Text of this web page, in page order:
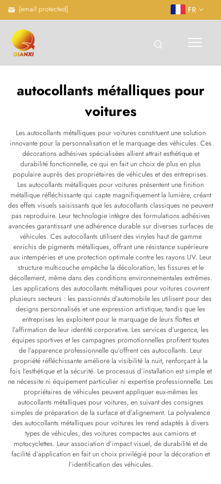
[email protected] FR
autocollants métalliques pour
voitures
Les autocollants métalliques pour voitures constituent une solution
innovante pour la personnalisation et le marquage des véhicules. Ces
décorations adhésives spécialisées allient attrait esthétique et
durabilité fonctionnelle, ce qui en fait un choix de plus en plus
populaire auprès des propriétaires de véhicules et des entreprises.
Les autocollants métalliques pour voitures présentent une finition
métallique réfléchissante qui capte magnifiquement la lumière, créant
des effets visuels saisissants que les autocollants classiques ne peuvent
pas reproduire. Leur technologie intègre des formulations adhésives
avancées garantissant une adhérence durable sur diverses surfaces de
véhicules. Ces autocollants utilisent des vinyles haut de gamme
enrichis de pigments métalliques, offrant une résistance supérieure
aux intempéries et une protection optimale contre les rayons UV. Leur
structure multicouche empêche la décoloration, les fissures et le
décollement, même dans des conditions environnementales extrêmes.
Les applications des autocollants métalliques pour voitures couvrent
plusieurs secteurs : les passionnés d’automobile les utilisent pour des
designs personnalisés et une expression artistique, tandis que les
entreprises les exploitent pour le marquage de leurs flottes et
l’affirmation de leur identité corporative. Les services d’urgence, les
équipes sportives et les campagnes promotionnelles profitent toutes
de l’apparence professionnelle qu’offrent ces autocollants. Leur
propriété réfléchissante améliore la visibilité la nuit, renforçant à la
fois l’esthétique et la sécurité. Le processus d’installation est simple et
ne nécessite ni équipement particulier ni expertise professionnelle. Les
propriétaires de véhicules peuvent appliquer eux-mêmes les
autocollants métalliques pour voitures, en suivant des consignes
simples de préparation de la surface et d’alignement. La polyvalence
des autocollants métalliques pour voitures les rend adaptés à divers
types de véhicules, des voitures compactes aux camions et
motocyclettes. Leur association d’impact visuel, de durabilité et de
facilité d’application en fait un choix privilégié pour la décoration et
l’identification des véhicules.